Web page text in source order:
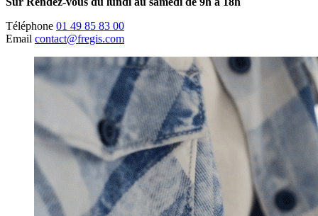
Téléphone 01 49 85 83 00
Email contact@fregis.com